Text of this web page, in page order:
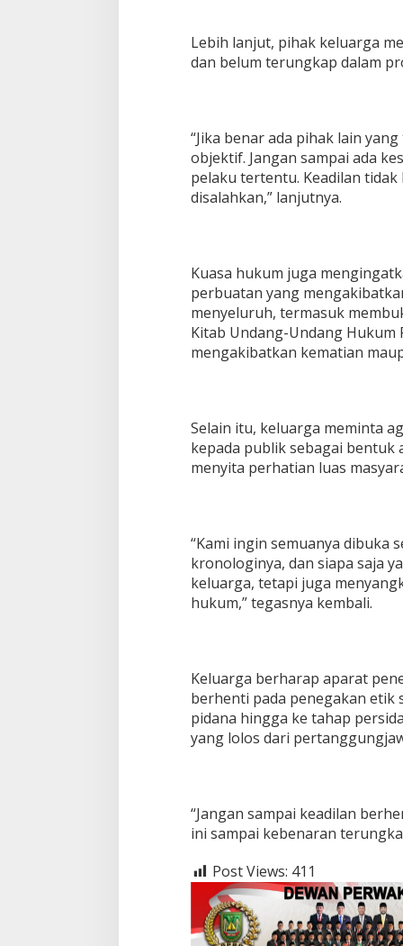
Lebih lanjut, pihak keluarga
dan belum terungkap dalam
“Jika benar ada pihak lain
objektif. Jangan sampai ada
pelaku tertentu. Keadilan
disalahkan,” lanjutnya.
Kuasa hukum juga
perbuatan yang
menyeluruh, termasuk
Kitab Undang-Undang Hukum
mengakibatkan kematian
Selain itu, keluarga meminta
kepada publik sebagai
menyita perhatian luas
“Kami ingin semuanya dibuka
kronologinya, dan siapa saja
keluarga, tetapi juga
hukum,” tegasnya kembali.
Keluarga berharap aparat
berhenti pada penegakan etik
pidana hingga ke tahap
yang lolos dari
“Jangan sampai keadilan
ini sampai kebenaran
Post Views: 411